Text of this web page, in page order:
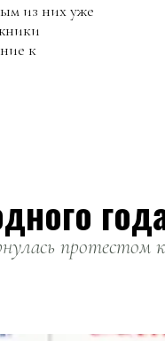
из них уже
к
протестом